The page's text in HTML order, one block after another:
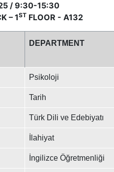
/ 9:30-15:30
– 1ST FLOOR - A132
DEPARTMENT
Psikoloji
Tarih
Türk Dili ve Edebiyatı
İlahiyat
İngilizce Öğretmenliği